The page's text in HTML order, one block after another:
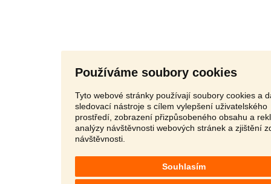
Používáme soubory cookies
Tyto webové stránky používají soubory cookies a
sledovací nástroje s cílem vylepšení uživatelského
prostředí, zobrazení přizpůsobeného obsahu a
analýzy návštěvnosti webových stránek a zjištění
návštěvnosti.
Souhlasím